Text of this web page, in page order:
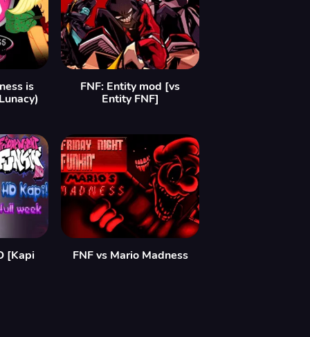
is
FNF: Entity mod [vs
Entity FNF]
[Kapi FNF vs Mario Madness